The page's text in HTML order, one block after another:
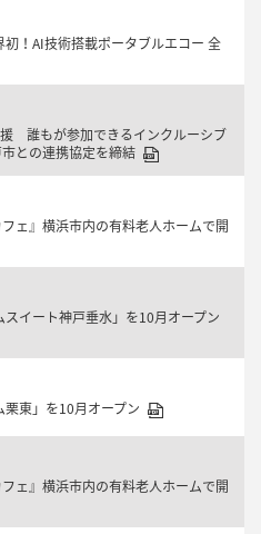
！AI技術搭載ポータブルエコー 全
誰もが参加できるインクルーシブ
との連携協定を締結
ェ』横浜市内の有料老人ホームで開
イート神戸垂水」を10月オープン
東」を10月オープン
ェ』横浜市内の有料老人ホームで開